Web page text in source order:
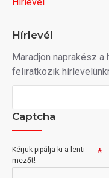
Hírlevél
Maradjon naprakész
feliratkozik
Captcha
Kérjük pipálja ki a lenti
mezőt!